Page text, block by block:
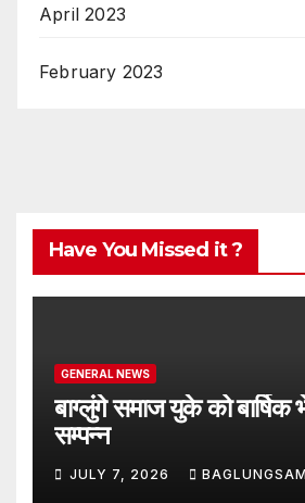
April 2023
February 2023
Have You Missed it ?
GENERAL NEWS
बाग्लुंगे समाज युके को
सम्पन्न
JULY 7, 2026